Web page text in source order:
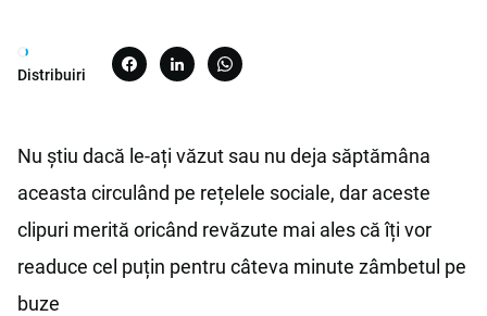
Distribuiri
Nu știu dacă le-ați văzut sau nu deja săptămâna
aceasta circulând pe rețelele sociale, dar aceste
clipuri merită oricând revăzute mai ales că îți vor
readuce cel puțin pentru câteva minute zâmbetul pe
buze